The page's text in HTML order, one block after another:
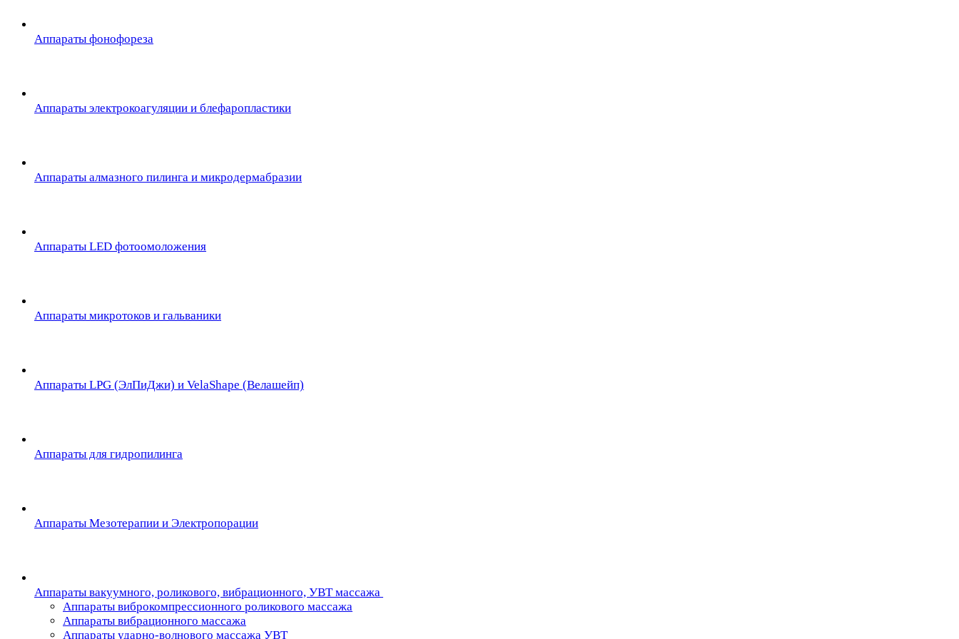
Аппараты фонофореза
Аппараты электрокоагуляции и блефаропластики
Аппараты алмазного пилинга и микродермабразии
Аппараты LED фотоомоложения
Аппараты микротоков и гальваники
Аппараты LPG (ЭлПиДжи) и VelaShape (Велашейп)
Аппараты для гидропилинга
Аппараты Мезотерапии и Электропорации
Аппараты вакуумного, роликового, вибрационного, УВТ массажа
Аппараты виброкомпрессионного роликового массажа
Аппараты вибрационного массажа
Аппараты ударно-волнового массажа УВТ